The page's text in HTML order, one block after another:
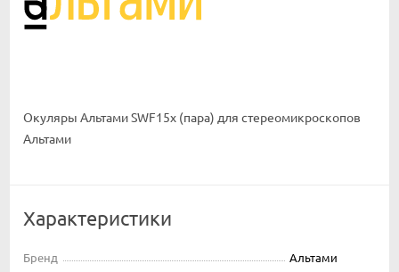
Окуляры Альтами SWF15x (пара) для стереомикроскопов
Альтами
Характеристики
Бренд
Альтами